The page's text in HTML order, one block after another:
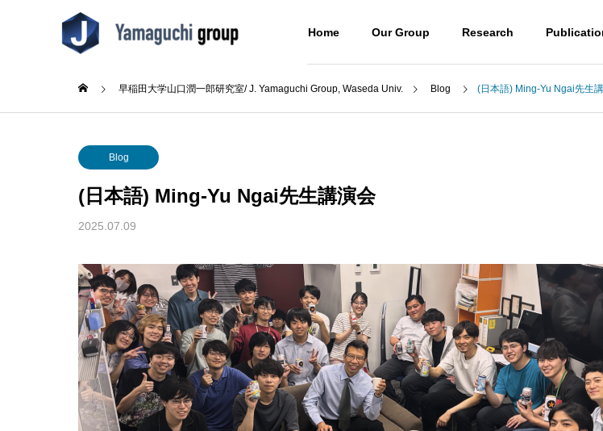
Home Our Group Research
About Us
Alumni
同窓生
Access
アクセス
Research
Building molecules
分子をつなぐ。 分子をぶっ壊
Blog
(日本語) ウミノヒカイ2026
(日本語) UBE学術振興財団第6
6回奨励賞贈呈式に参加しまし
た
(日本語)
化学若手
しました。
早稲田大学山口潤一郎研究室/ J. Yamaguchi Group, Waseda Univ. Blog (日本語) Ming-Yu Ngai先生
Blog
(日本語) Ming-Yu Ngai先生講演会
2025.07.09